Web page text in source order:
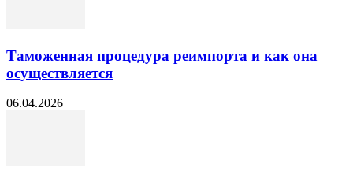
Таможенная процедура реимпорта и как она
осуществляется
06.04.2026